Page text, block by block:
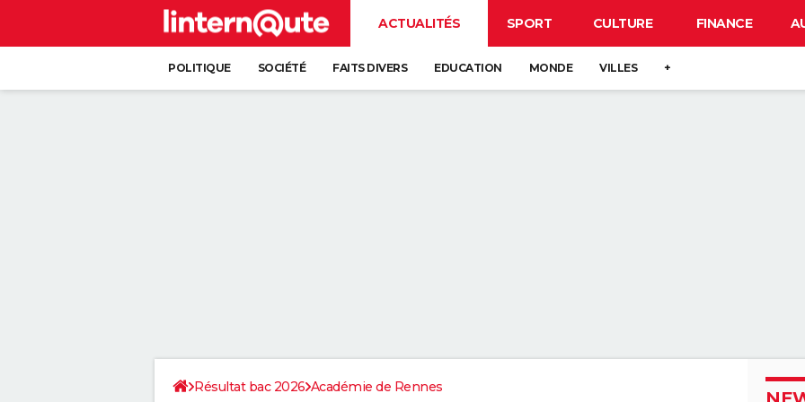
ACTUALITÉS SPORT CULTURE FINANCE
POLITIQUE SOCIÉTÉ FAITS DIVERS EDUCATION MONDE VILLES +
Résultat bac 2026 Académie de Rennes